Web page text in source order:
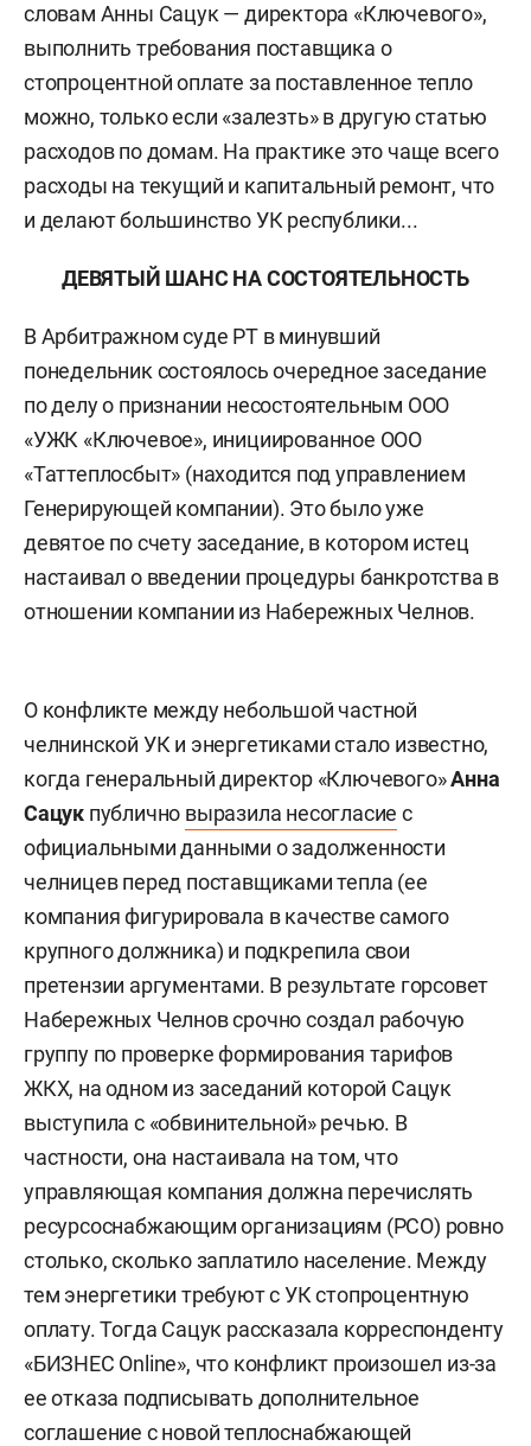
словам Анны Сацук — директора «Ключевого»,
выполнить требования поставщика о
стопроцентной оплате за поставленное тепло
можно, только если «залезть» в другую статью
расходов по домам. На практике это чаще всего
расходы на текущий и капитальный ремонт, что
и делают большинство УК республики...
ДЕВЯТЫЙ ШАНС НА СОСТОЯТЕЛЬНОСТЬ
В Арбитражном суде РТ в минувший
понедельник состоялось очередное заседание
по делу о признании несостоятельным ООО
«УЖК «Ключевое», инициированное ООО
«Таттеплосбыт» (находится под управлением
Генерирующей компании). Это было уже
девятое по счету заседание, в котором истец
настаивал о введении процедуры банкротства в
отношении компании из Набережных Челнов.
О конфликте между небольшой частной
челнинской УК и энергетиками стало известно,
когда генеральный директор «Ключевого»Анна
Сацук публично выразила несогласие с
официальными данными о задолженности
челницев перед поставщиками тепла (ее
компания фигурировала в качестве самого
крупного должника) и подкрепила свои
претензии аргументами. В результате горсовет
Набережных Челнов срочно создал рабочую
группу по проверке формирования тарифов
ЖКХ, на одном из заседаний которой Сацук
выступила с «обвинительной» речью. В
частности, она настаивала на том, что
управляющая компания должна перечислять
ресурсоснабжающим организациям (РСО) ровно
столько, сколько заплатило население. Между
тем энергетики требуют с УК стопроцентную
оплату. Тогда Сацук рассказала корреспонденту
«БИЗНЕС Online», что конфликт произошел из-за
ее отказа подписывать дополнительное
соглашение с новой теплоснабжающей